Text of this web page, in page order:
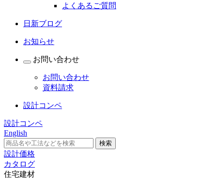
よくあるご質問
日新ブログ
お知らせ
お問い合わせ
お問い合わせ
資料請求
設計コンペ
設計コンペ
English
設計価格
カタログ
住宅建材